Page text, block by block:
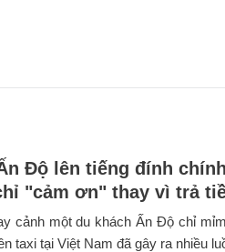
Độ lên tiếng đính
"cảm ơn" thay vì trả
cảnh một du khách Ấn Độ chỉ
taxi tại Việt Nam đã gây ra nhiều